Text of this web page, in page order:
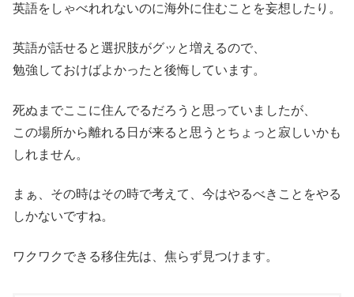
英語をしゃべれれないのに海外に住むことを妄想したり。
英語が話せると選択肢がグッと増えるので、
勉強しておけばよかったと後悔しています。
死ぬまでここに住んでるだろうと思っていましたが、
この場所から離れる日が来ると思うとちょっと寂しいかも
しれません。
まぁ、その時はその時で考えて、今はやるべきことをやる
しかないですね。
ワクワクできる移住先は、焦らず見つけます。